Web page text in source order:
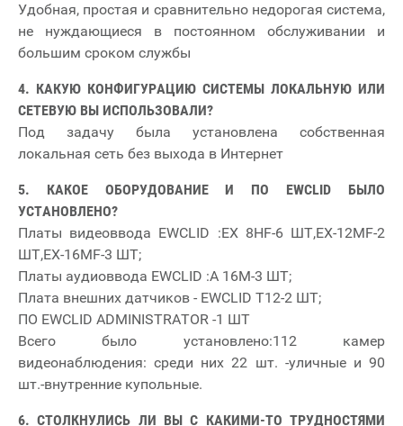
Удобная, простая и сравнительно недорогая система,
не нуждающиеся в постоянном обслуживании и
большим сроком службы
4. КАКУЮ КОНФИГУРАЦИЮ СИСТЕМЫ ЛОКАЛЬНУЮ ИЛИ
СЕТЕВУЮ ВЫ ИСПОЛЬЗОВАЛИ?
Под задачу была установлена собственная
локальная сеть без выхода в Интернет
5. КАКОЕ ОБОРУДОВАНИЕ И ПО EWCLID БЫЛО
УСТАНОВЛЕНО?
Платы видеоввода EWCLID :EX 8HF-6 ШТ,EX-12MF-2
ШТ,EX-16MF-3 ШТ;
Платы аудиоввода EWCLID :A 16M-3 ШТ;
Плата внешних датчиков - EWCLID T12-2 ШТ;
ПО EWCLID ADMINISTRATOR -1 ШТ
Всего было установлено:112 камер
видеонаблюдения: среди них 22 шт. -уличные и 90
шт.-внутренние купольные.
6. СТОЛКНУЛИСЬ ЛИ ВЫ С КАКИМИ-ТО ТРУДНОСТЯМИ